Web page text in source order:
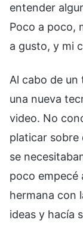
entender
Poco a poco,
a gusto, y mi
Al cabo de
una nueva
video. No
platicar sobre
se
poco empecé
hermana con
ideas y hacía